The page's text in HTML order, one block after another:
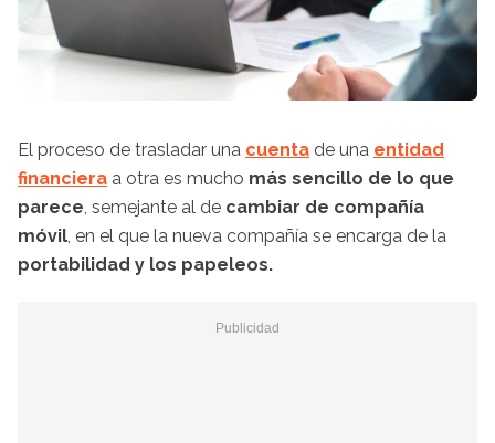
El proceso de trasladar una cuenta de una entidad
financiera a otra es mucho más sencillo de lo que
parece, semejante al de cambiar de compañía
móvil, en el que la nueva compañía se encarga de la
portabilidad y los papeleos.